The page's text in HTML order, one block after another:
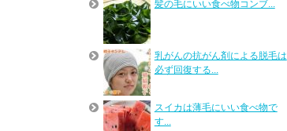
髪の毛にいい食べ物コンブ...
乳がんの抗がん剤による脱毛は
必ず回復する...
スイカは薄毛にいい食べ物で
す...